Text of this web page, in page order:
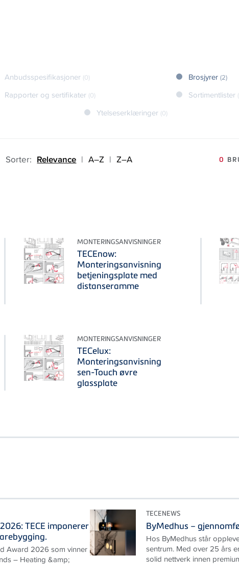
Anbudsspesifikasjoner (0) Brosjyrer (2)
Rapporter og sertifikater (0) Sortimentlister
Ytelseserklæringer (0)
Sorter: Relevance | A–Z | Z–A 0
MONTERINGSANVISNINGER
TECEnow:
Monteringsanvisning
betjeningsplate med
distanseramme
MONTERINGSANVISNINGER
TECelux:
Monteringsanvisning
sen-Touch øvre
glassplate
TECE imponerer
Award 2026 som vinner
– Heating &amp;
TECENEWS
ByMedhus –
Hos ByMedhus står
sentrum. Med over 25 års
solid nettverk innen